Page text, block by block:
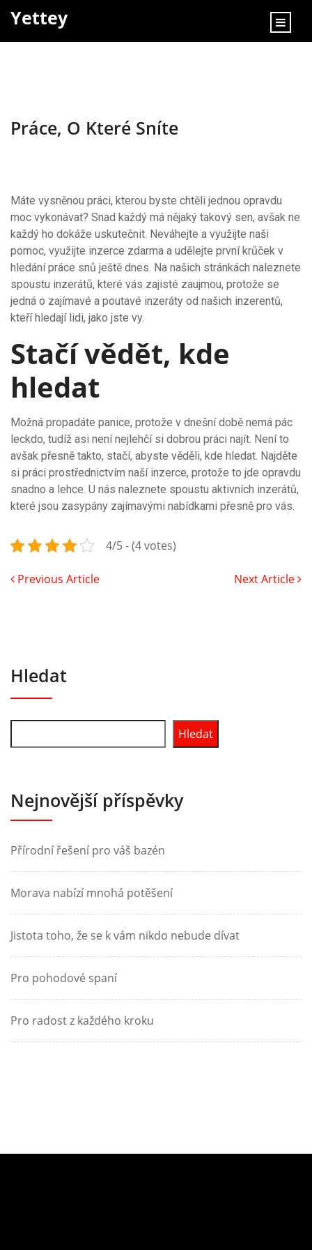
Yettey
Práce, O Které Sníte
Máte vysněnou práci, kterou byste chtěli jednou opravdu
moc vykonávat? Snad každý má nějaký takový sen, avšak ne
každý ho dokáže uskutečnit. Neváhejte a využijte naši
pomoc, využijte inzerce zdarma a udělejte první krůček v
hledání práce snů ještě dnes. Na našich stránkách naleznete
spoustu inzerátů, které vás zajisté zaujmou, protože se
jedná o zajímavé a poutavé inzeráty od našich inzerentů,
kteří hledají lidi, jako jste vy.
Stačí vědět, kde
hledat
Možná propadáte panice, protože v dnešní době nemá pác
leckdo, tudíž asi není nejlehčí si dobrou práci najít. Není to
avšak přesně takto, stačí, abyste věděli, kde hledat. Najděte
si práci prostřednictvím naší inzerce, protože to jde opravdu
snadno a lehce. U nás naleznete spoustu aktivních inzerátů,
které jsou zasypány zajímavými nabídkami přesně pro vás.
4/5 - (4 votes)
Previous Article Next Article
Hledat
Hledat
Nejnovější příspěvky
Přírodní řešení pro váš bazén
Morava nabízí mnohá potěšení
Jistota toho, že se k vám nikdo nebude dívat
Pro pohodové spaní
Pro radost z každého kroku